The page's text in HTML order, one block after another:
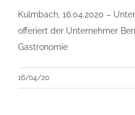
Kulmbach, 16.04.2020 –
offeriert der Unternehmer
Gastronomie
16/04/20